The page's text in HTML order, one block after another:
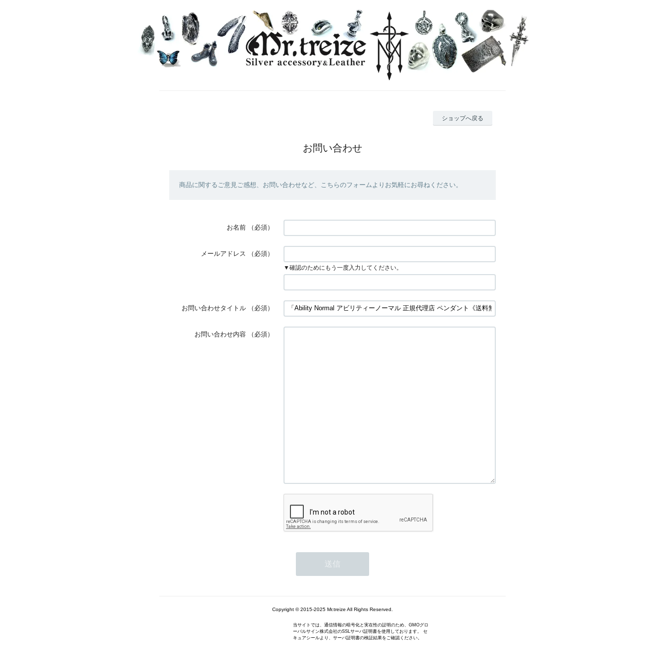
ショップへ戻る
お問い合わせ
商品に関するご意見ご感想、お問い合わせなど、こちらのフォームよりお気軽にお尋ねください。
お名前 （必須）
メールアドレス （必須）
▼確認のためにもう一度入力してください。
お問い合わせタイトル （必須）
お問い合わせ内容 （必須）
Copyright © 2015-2025 Mr.treize All Rights Reserved.
当サイトでは、通信情報の暗号化と実在性の証明のため、GMOグロ
ーバルサイン株式会社のSSLサーバ証明書を使用しております。 セ
キュアシールより、サーバ証明書の検証結果をご確認ください。